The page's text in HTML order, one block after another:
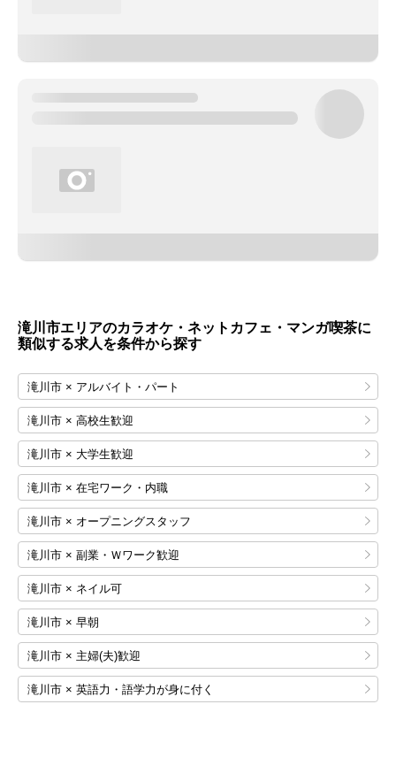
滝川市エリアのカラオケ・ネットカフェ・マンガ喫茶に
類似する求人を条件から探す
滝川市 × アルバイト・パート
滝川市 × 高校生歓迎
滝川市 × 大学生歓迎
滝川市 × 在宅ワーク・内職
滝川市 × オープニングスタッフ
滝川市 × 副業・Ｗワーク歓迎
滝川市 × ネイル可
滝川市 × 早朝
滝川市 × 主婦(夫)歓迎
滝川市 × 英語力・語学力が身に付く